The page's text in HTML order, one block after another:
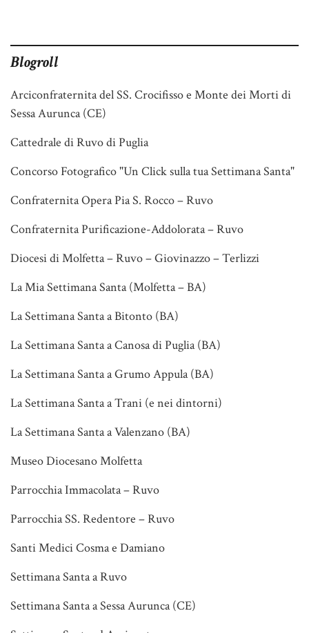
Blogroll
Arciconfraternita del SS. Crocifisso e Monte dei Morti di
Sessa Aurunca (CE)
Cattedrale di Ruvo di Puglia
Concorso Fotografico "Un Click sulla tua Settimana Santa"
Confraternita Opera Pia S. Rocco – Ruvo
Confraternita Purificazione-Addolorata – Ruvo
Diocesi di Molfetta – Ruvo – Giovinazzo – Terlizzi
La Mia Settimana Santa (Molfetta – BA)
La Settimana Santa a Bitonto (BA)
La Settimana Santa a Canosa di Puglia (BA)
La Settimana Santa a Grumo Appula (BA)
La Settimana Santa a Trani (e nei dintorni)
La Settimana Santa a Valenzano (BA)
Museo Diocesano Molfetta
Parrocchia Immacolata – Ruvo
Parrocchia SS. Redentore – Ruvo
Santi Medici Cosma e Damiano
Settimana Santa a Ruvo
Settimana Santa a Sessa Aurunca (CE)